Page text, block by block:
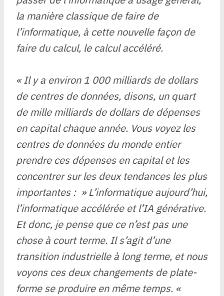
la manière classique de faire de
l’informatique, à cette nouvelle façon de
faire du calcul, le calcul accéléré.
« Il y a environ 1 000 milliards de dollars
de centres de données, disons, un quart
de mille milliards de dollars de dépenses
en capital chaque année. Vous voyez les
centres de données du monde entier
prendre ces dépenses en capital et les
concentrer sur les deux tendances les plus
importantes : » L’informatique aujourd’hui,
l’informatique accélérée et l’IA générative.
Et donc, je pense que ce n’est pas une
chose à court terme. Il s’agit d’une
transition industrielle à long terme, et nous
voyons ces deux changements de plate-
forme se produire en même temps. «